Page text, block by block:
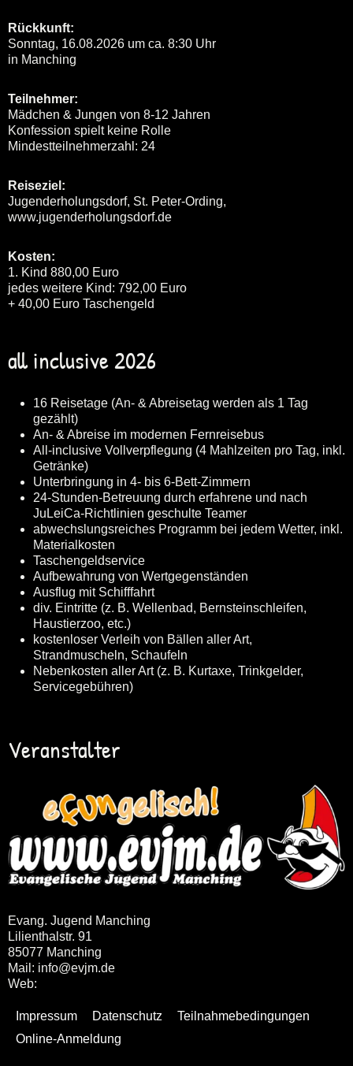
Rückkunft:
Sonntag, 16.08.2026 um ca. 8:30 Uhr
in Manching
Teilnehmer:
Mädchen & Jungen von 8-12 Jahren
Konfession spielt keine Rolle
Mindestteilnehmerzahl: 24
Reiseziel:
Jugenderholungsdorf, St. Peter-Ording,
www.jugenderholungsdorf.de
Kosten:
1. Kind 880,00 Euro
jedes weitere Kind: 792,00 Euro
+ 40,00 Euro Taschengeld
all inclusive 2026
16 Reisetage (An- & Abreisetag werden als 1 Tag
gezählt)
An- & Abreise im modernen Fernreisebus
All-inclusive Vollverpflegung (4 Mahlzeiten pro Tag, inkl.
Getränke)
Unterbringung in 4- bis 6-Bett-Zimmern
24-Stunden-Betreuung durch erfahrene und nach
JuLeiCa-Richtlinien geschulte Teamer
abwechslungsreiches Programm bei jedem Wetter, inkl.
Materialkosten
Taschengeldservice
Aufbewahrung von Wertgegenständen
Ausflug mit Schifffahrt
div. Eintritte (z. B. Wellenbad, Bernsteinschleifen,
Haustierzoo, etc.)
kostenloser Verleih von Bällen aller Art,
Strandmuscheln, Schaufeln
Nebenkosten aller Art (z. B. Kurtaxe, Trinkgelder,
Servicegebühren)
Veranstalter
Evang. Jugend Manching
Lilienthalstr. 91
85077 Manching
Mail: info@evjm.de
Web:
Impressum Datenschutz
Teilnahmebedingungen
Online-Anmeldung